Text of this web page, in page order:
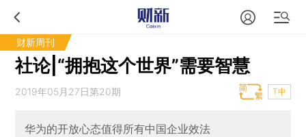
财新周刊
社论|“拥抱这个世界”需要智慧
2019年05月27日第20期 T中
华为的开放心态值得所有中国企业效法